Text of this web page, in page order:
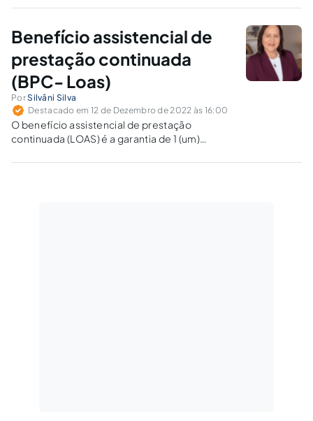
tempo de trabalho para fins de aposentadoria.
Benefício assistencial de
prestação continuada
(BPC- Loas)
PorSilvâni Silva
Destacado em 12 de Dezembro de 2022 às 16:00
O benefício assistencial de prestação
continuada (LOAS) é a garantia de 1 (um)
deficiência e ao idoso que comprovem não